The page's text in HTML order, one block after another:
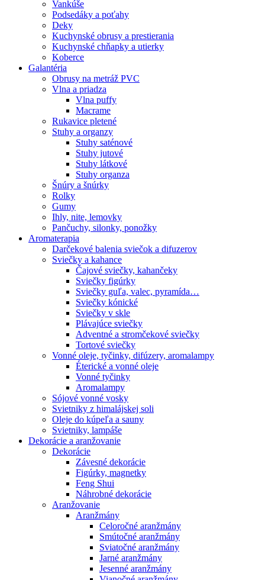
Vankúše
Podsedáky a poťahy
Deky
Kuchynské obrusy a prestierania
Kuchynské chňapky a utierky
Koberce
Galantéria
Obrusy na metráž PVC
Vlna a priadza
Vlna puffy
Macrame
Rukavice pletené
Stuhy a organzy
Stuhy saténové
Stuhy jutové
Stuhy látkové
Stuhy organza
Šnúry a šnúrky
Rolky
Gumy
Ihly, nite, lemovky
Pančuchy, silonky, ponožky
Aromaterapia
Darčekové balenia sviečok a difuzerov
Sviečky a kahance
Čajové sviečky, kahančeky
Sviečky figúrky
Sviečky guľa, valec, pyramída…
Sviečky kónické
Sviečky v skle
Plávajúce sviečky
Adventné a stromčekové sviečky
Tortové sviečky
Vonné oleje, tyčinky, difúzery, aromalampy
Éterické a vonné oleje
Vonné tyčinky
Aromalampy
Sójové vonné vosky
Svietniky z himalájskej soli
Oleje do kúpeľa a sauny
Svietniky, lampáše
Dekorácie a aranžovanie
Dekorácie
Závesné dekorácie
Figúrky, magnetky
Feng Shui
Náhrobné dekorácie
Aranžovanie
Aranžmány
Celoročné aranžmány
Smútočné aranžmány
Sviatočné aranžmány
Jarné aranžmány
Jesenné aranžmány